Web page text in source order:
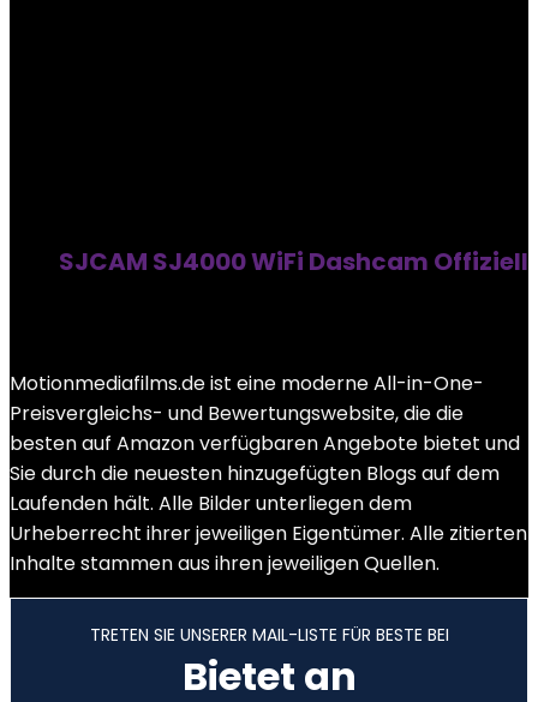
SJCAM SJ4000 WiFi Dashcam Offiziell
Motionmediafilms.de ist eine moderne All-in-One-
Preisvergleichs- und Bewertungswebsite, die die
besten auf Amazon verfügbaren Angebote bietet und
Sie durch die neuesten hinzugefügten Blogs auf dem
Laufenden hält. Alle Bilder unterliegen dem
Urheberrecht ihrer jeweiligen Eigentümer. Alle zitierten
Inhalte stammen aus ihren jeweiligen Quellen.
TRETEN SIE UNSERER MAIL-LISTE FÜR BESTE BEI
Bietet an